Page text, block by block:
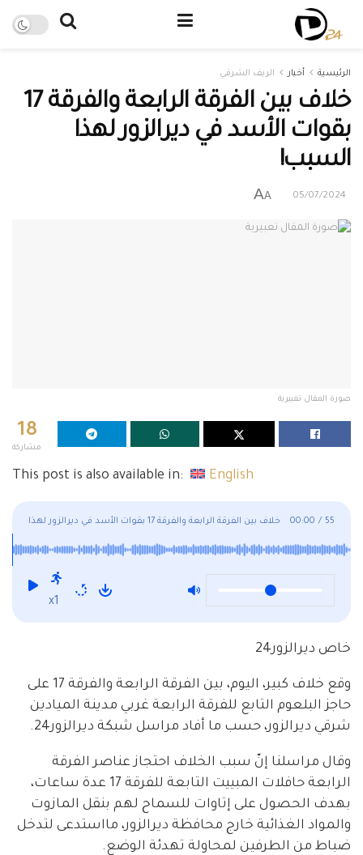
الرئيسية أخبار الريف الشرقي
خلاف بين الفرقة الرابعة والفرقة 17
بقوات الأسد في ديرالزور لهذا
السبب!
05/07/2024
A
A
صورة المقال تعبيرية
18
مشاركة
This post is also available in: English
خلاف بين الفرقة الرابعة والفرقة 17 بقوات الأسد في ديرالزور لهذا
السبب!
00:00 / 55
x1
خاص ديرالزور24
وقع خلاف كبير، اليوم، بين الفرقة الرابعة والفرقة 17 على
حاجز البلعوم التابع للفرقة الرابعة غربي مدينة الميادين
شرقي ديرالزور، حسب ما أفاد مراسل شبكة ديرالزور24.
وقال مراسلنا إنّ سبب الخلاف احتجاز عناصر الفرقة
الرابعة حافلات المبييت التابعة للفرقة 17 عدة ساعات،
بهدف الحصول على إتاوات للسماح لهم بنقل المازوت
والمواد الغذائية خارج محافظة ديرالزور، مااستدعى لتدخل
ضباط من الطرفين لمحاولة تهدئة الوضع.